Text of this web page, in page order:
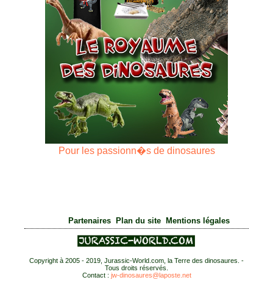
Pour les passionn�s de dinosaures
Partenaires| Plan du site| Mentions légales
Copyright à 2005 - 2019, Jurassic-World.com, la Terre des dinosaures. -
Tous droits réservés.
Contact : jw-dinosaures@laposte.net